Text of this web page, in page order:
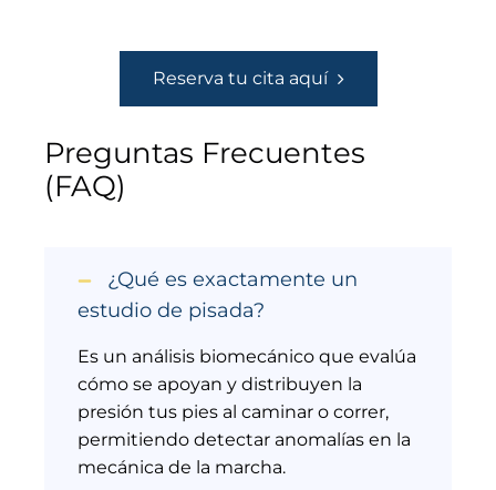
Reserva tu cita aquí
Preguntas Frecuentes
(FAQ)
¿Qué es exactamente un
estudio de pisada?
Es un análisis biomecánico que evalúa
cómo se apoyan y distribuyen la
presión tus pies al caminar o correr,
permitiendo detectar anomalías en la
mecánica de la marcha.